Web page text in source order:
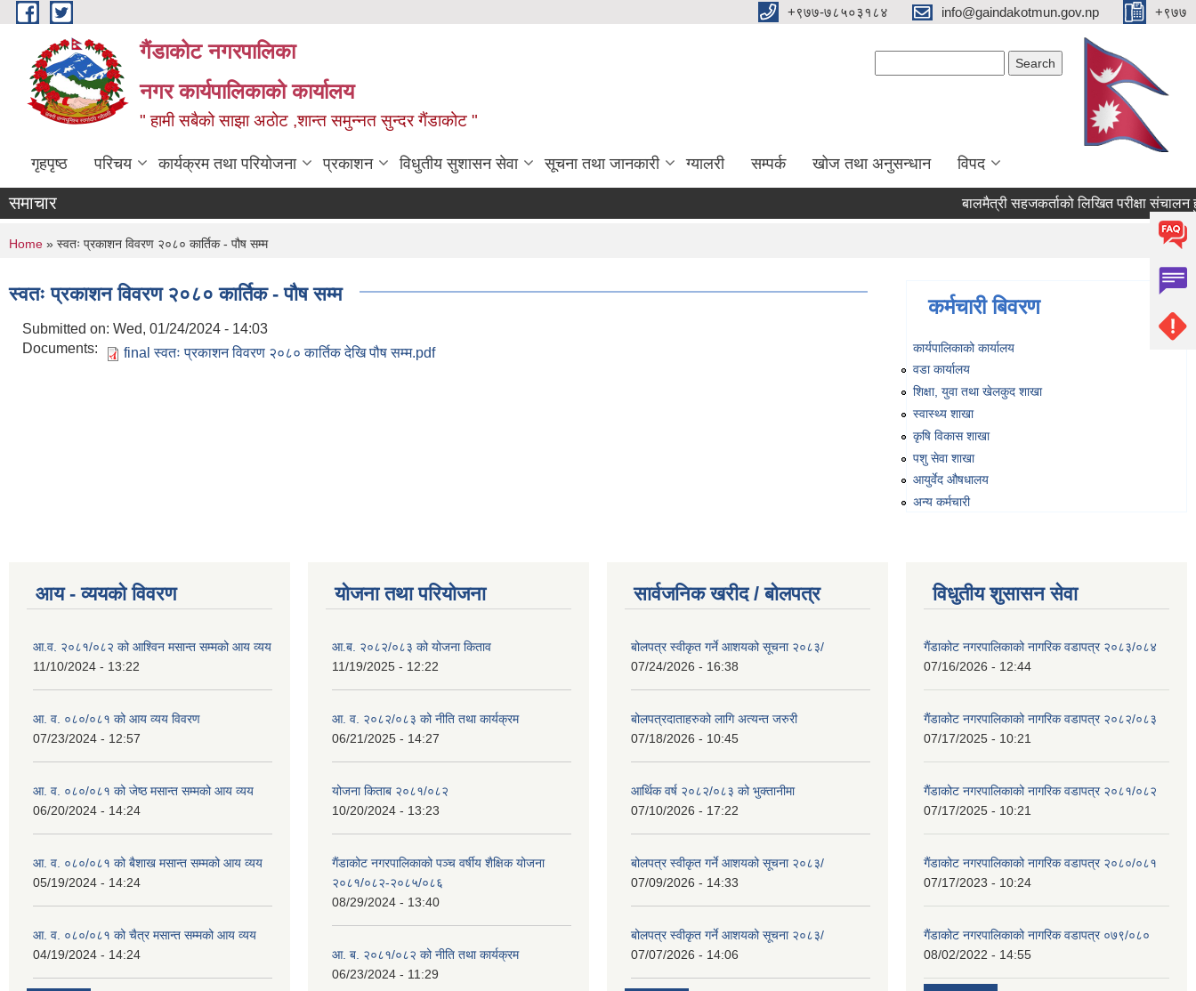
Skip to main content +९७७-७८५०३१८४ info@gaindakotmun.gov.np +९७७
गैंडाकोट नगरपालिका
नगर कार्यपालिकाको कार्यालय
" हामी सबैको साझा अठोट ,शान्त समुन्नत सुन्दर गैंडाकोट "
गृहपृष्ठ परिचय कार्यक्रम तथा परियोजना प्रकाशन विधुतीय सुशासन सेवा सूचना तथा जानकारी ग्यालरी सम्पर्क खोज तथा अनुसन्धान विपद
समाचार बालमैत्री सहजकर्ताको लिखित परीक्षा संचालन हुने
You are here
Home » स्वतः प्रकाशन विवरण २०८० कार्तिक - पौष सम्म
स्वतः प्रकाशन विवरण २०८० कार्तिक - पौष सम्म
Submitted on: Wed, 01/24/2024 - 14:03
Documents:
final स्वतः प्रकाशन विवरण २०८० कार्तिक देखि पौष सम्म.pdf
कर्मचारी बिवरण
कार्यपालिकाको कार्यालय
वडा कार्यालय
शिक्षा, युवा तथा खेलकुद शाखा
स्वास्थ्य शाखा
कृषि विकास शाखा
पशु सेवा शाखा
आयुर्वेद औषधालय
अन्य कर्मचारी
आय - व्ययको विवरण
आ.व. २०८१/०८२ को आश्विन मसान्त सम्मको आय व्यय
11/10/2024 - 13:22
आ. व. ०८०/०८१ को आय व्यय विवरण
07/23/2024 - 12:57
आ. व. ०८०/०८१ को जेष्ठ मसान्त सम्मको आय व्यय
06/20/2024 - 14:24
आ. व. ०८०/०८१ को बैशाख मसान्त सम्मको आय व्यय
05/19/2024 - 14:24
आ. व. ०८०/०८१ को चैत्र मसान्त सम्मको आय व्यय
04/19/2024 - 14:24
योजना तथा परियोजना
आ.ब. २०८२/०८३ को योजना किताव
11/19/2025 - 12:22
आ. व. २०८२/०८३ को नीति तथा कार्यक्रम
06/21/2025 - 14:27
योजना किताब २०८१/०८२
10/20/2024 - 13:23
गैंडाकोट नगरपालिकाको पञ्च वर्षीय शैक्षिक योजना
२०८१/०८२-२०८५/०८६
08/29/2024 - 13:40
आ. ब. २०८१/०८२ को नीति तथा कार्यक्रम
06/23/2024 - 11:29
सार्वजनिक खरीद / बोलपत्र
बोलपत्र स्वीकृत गर्ने आशयको सूचना २०८३/
07/24/2026 - 16:38
बोलपत्रदाताहरुको लागि अत्यन्त जरुरी
07/18/2026 - 10:45
आर्थिक वर्ष २०८२/०८३ को भुक्तानीमा
07/10/2026 - 17:22
बोलपत्र स्वीकृत गर्ने आशयको सूचना २०८३/
07/09/2026 - 14:33
बोलपत्र स्वीकृत गर्ने आशयको सूचना २०८३/
07/07/2026 - 14:06
विधुतीय शुसासन सेवा
गैंडाकोट नगरपालिकाको नागरिक वडापत्र २०८३/०८४
07/16/2026 - 12:44
गैंडाकोट नगरपालिकाको नागरिक वडापत्र २०८२/०८३
07/17/2025 - 10:21
गैंडाकोट नगरपालिकाको नागरिक वडापत्र २०८१/०८२
07/17/2025 - 10:21
गैंडाकोट नगरपालिकाको नागरिक वडापत्र २०८०/०८१
07/17/2023 - 10:24
गैंडाकोट नगरपालिकाको नागरिक वडापत्र ०७९/०८०
08/02/2022 - 14:55